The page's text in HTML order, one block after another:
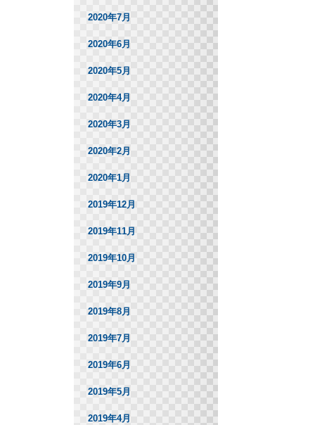
2020年7月
2020年6月
2020年5月
2020年4月
2020年3月
2020年2月
2020年1月
2019年12月
2019年11月
2019年10月
2019年9月
2019年8月
2019年7月
2019年6月
2019年5月
2019年4月